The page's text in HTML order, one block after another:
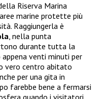
Riserva Marina
marine protette più
Raggiungerla è
, nella punta
durante tutta la
venti minuti per
vero centro abitato
per una gita in
farebbe bene a fermarsi